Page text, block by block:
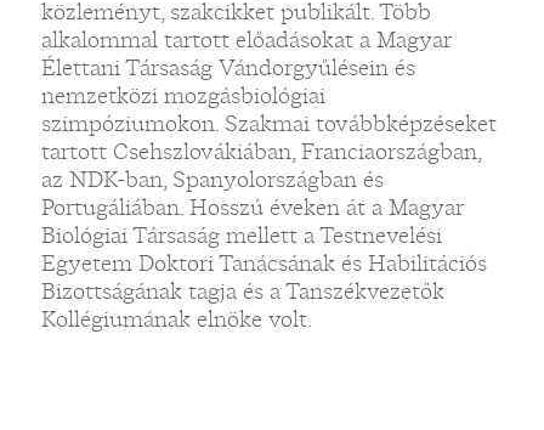
közleményt, szakcikket publikált. Több
alkalommal tartott előadásokat a Magyar
Élettani Társaság Vándorgyűlésein és
nemzetközi mozgásbiológiai
szimpóziumokon. Szakmai továbbképzéseket
tartott Csehszlovákiában, Franciaországban,
az NDK-ban, Spanyolországban és
Portugáliában. Hosszú éveken át a Magyar
Biológiai Társaság mellett a Testnevelési
Egyetem Doktori Tanácsának és Habilitációs
Bizottságának tagja és a Tanszékvezetők
Kollégiumának elnöke volt.